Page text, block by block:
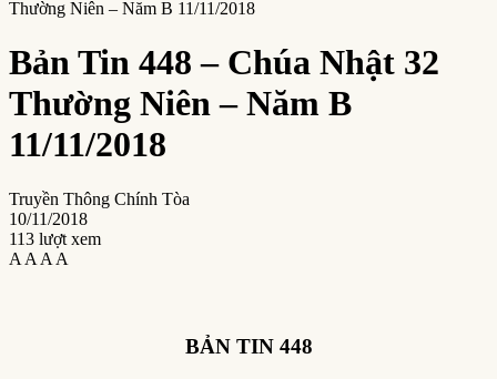
Thường Niên – Năm B 11/11/2018
Bản Tin 448 – Chúa Nhật 32
Thường Niên – Năm B
11/11/2018
Truyền Thông Chính Tòa
10/11/2018
113 lượt xem
A A A A
BẢN TIN 448